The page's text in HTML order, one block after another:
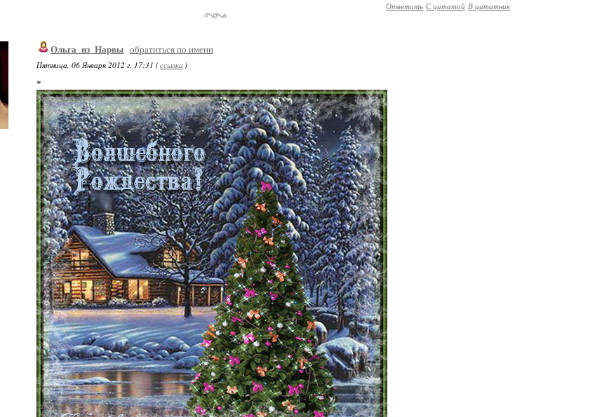
Ответить С цитатой В цитатник
Ольга_из_Нарвы обратиться по имени
Пятница, 06 Января 2012 г. 17:31 (ссылка )
*